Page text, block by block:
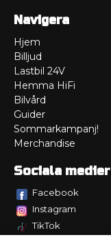
Navigera
Hjem
Billjud
Lastbil 24V
Hemma HiFi
Bilvård
Guider
Sommarkampanj!
Merchandise
Sociala medier
Facebook
Instagram
TikTok